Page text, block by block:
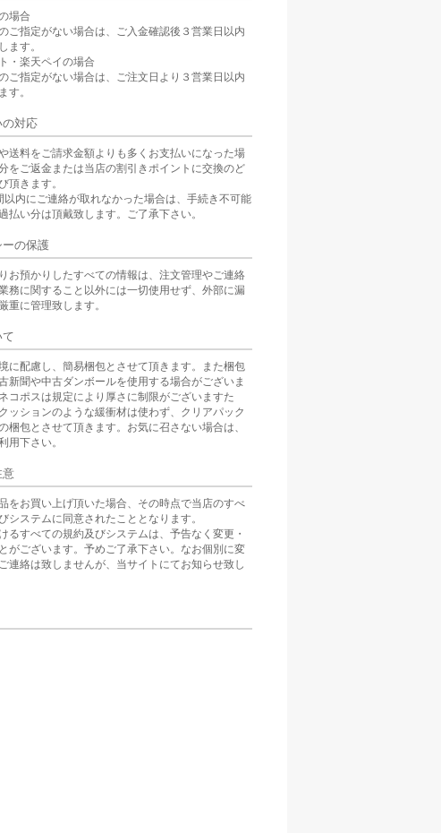
場合
ご指定がない場合は、ご入金確認後３営業日以内
ます。
・楽天ペイの場合
ご指定がない場合は、ご注文日より３営業日以内
す。
の対応
送料をご請求金額よりも多くお支払いになった場
をご返金または当店の割引きポイントに交換のど
頂きます。
以内にご連絡が取れなかった場合は、手続き不可能
払い分は頂戴致します。ご了承下さい。
ーの保護
お預かりしたすべての情報は、注文管理やご連絡
務に関すること以外には一切使用せず、外部に漏
重に管理致します。
に配慮し、簡易梱包とさせて頂きます。また梱包
新聞や中古ダンボールを使用する場合がございま
コポスは規定により厚さに制限がございますた
ッションのような緩衝材は使わず、クリアパック
梱包とさせて頂きます。お気に召さない場合は、
用下さい。
意
をお買い上げ頂いた場合、その時点で当店のすべ
システムに同意されたこととなります。
るすべての規約及びシステムは、予告なく変更・
がございます。予めご了承下さい。なお個別に変
連絡は致しませんが、当サイトにてお知らせ致し